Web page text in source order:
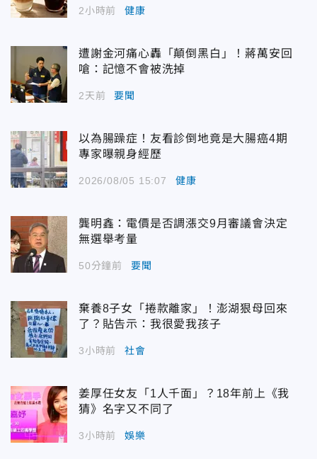
2小時前 健康
遭謝金河痛心轟「顛倒黑白」！蔣萬安回
嗆：記憶不會被洗掉
2天前 要聞
以為腸躁症！友看診倒地竟是大腸癌4期
專家曝親身經歷
2026/08/05 15:07 健康
龔明鑫：電價是否調漲交9月審議會決定
無選舉考量
50分鐘前 要聞
棄養8子女「捲款離家」！澎湖狠母回來
了？貼告示：我很愛我孩子
3小時前 社會
姜厚任女友「1人千面」？18年前上《我
猜》名字又不同了
3小時前 娛樂